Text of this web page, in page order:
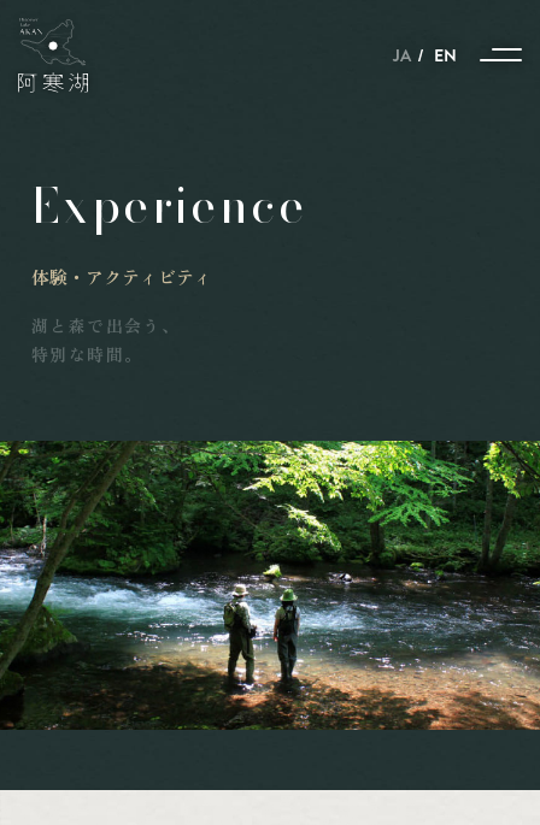
JA EN
季節とともに紡がれる、
自然と動物と人のハーモニー
雪と氷に包まれた、
阿寒湖を結ぶストーリー
北見焼肉が
ガストロノミーというわけ。
体験・アクティビティ
宿泊施設
カスタムメイド
モデルルート
お役立ち情報
Experience
体験・アクティビティ
湖と森で出会う、
特別な時間。